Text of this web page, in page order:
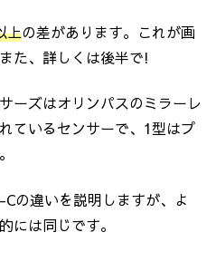
上の差があります。これが画
た、詳しくは後半で!
ーズはオリンパスのミラーレ
ているセンサーで、1型はプ
の違いを説明しますが、よ
には同じです。